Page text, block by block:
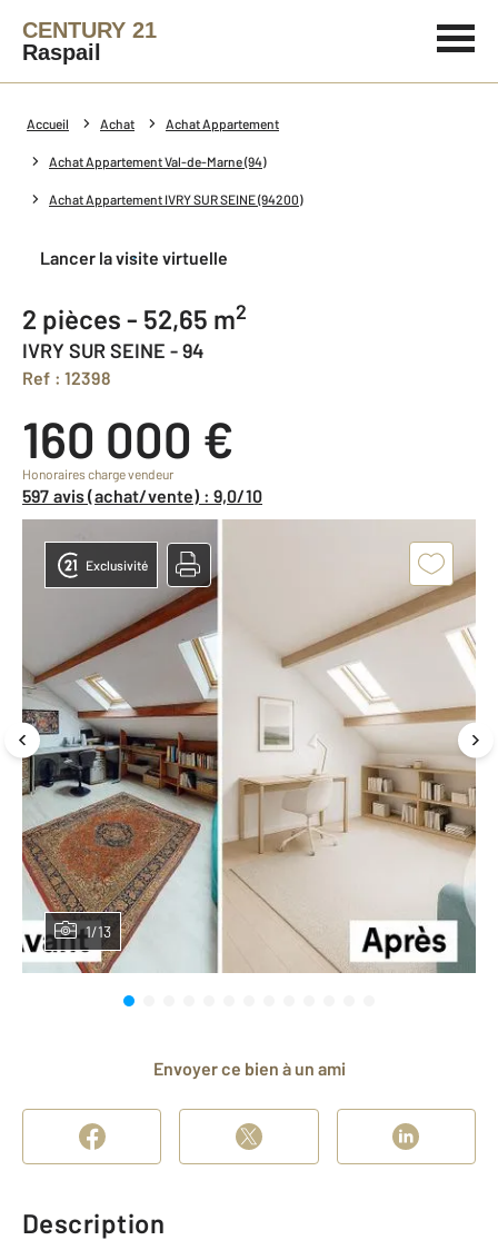
CENTURY 21
Raspail
Accueil Achat Achat Appartement
Achat Appartement Val-de-Marne (94)
Achat Appartement IVRY SUR SEINE (94200)
Lancer la visite virtuelle
2 pièces - 52,65 m2
IVRY SUR SEINE - 94
Ref : 12398
160 000 €
Honoraires charge vendeur
597 avis (achat/vente) : 9,0/10
1/13
Exclusivité
Envoyer ce bien à un ami
Description